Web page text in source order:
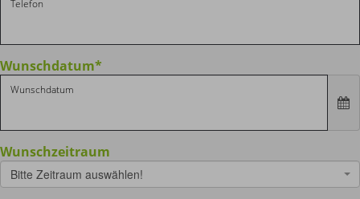
Wunschdatum*
Wunschzeitraum
Bitte Zeitraum auswählen!